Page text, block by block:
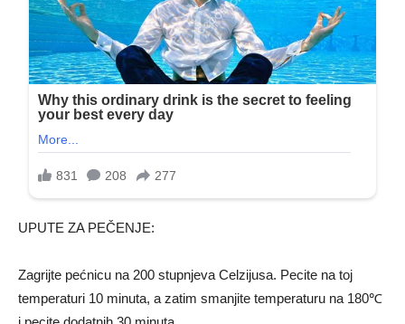
UPUTE ZA PEČENJE:
Zagrijte pećnicu na 200 stupnjeva Celzijusa. Pecite na toj
temperaturi 10 minuta, a zatim smanjite temperaturu na 180℃